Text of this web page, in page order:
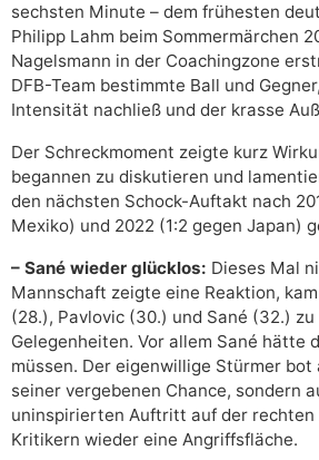
sechsten Minute – dem frühesten
Philipp Lahm beim Sommermärchen
Nagelsmann in der Coachingzone
DFB-Team bestimmte Ball und
Intensität nachließ und der krasse
Der Schreckmoment zeigte kurz
begannen zu diskutieren und
den nächsten Schock-Auftakt nach
Mexiko) und 2022 (1:2 gegen Japan)
– Sané wieder glücklos: Dieses Mal
Mannschaft zeigte eine Reaktion,
(28.), Pavlovic (30.) und Sané (32.)
Gelegenheiten. Vor allem Sané hätte
müssen. Der eigenwillige Stürmer
seiner vergebenen Chance, sondern
uninspirierten Auftritt auf der rechten
Kritikern wieder eine Angriffsfläche.